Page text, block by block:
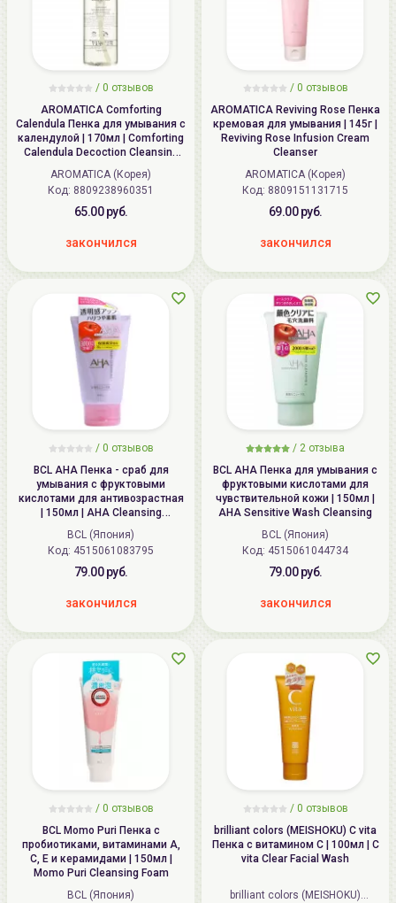
/ 0 отзывов
AROMATICA Comforting
Calendula Пенка для умывания с
календулой | 170мл | Comforting
Calendula Decoction Cleansing
Mousse
AROMATICA (Корея)
Код: 8809238960351
65.00 руб.
закончился
/ 0 отзывов
AROMATICA Reviving Rose Пенка
кремовая для умывания | 145г |
Reviving Rose Infusion Cream
Cleanser
AROMATICA (Корея)
Код: 8809151131715
69.00 руб.
закончился
/ 0 отзывов
BCL AHA Пенка - сраб для
умывания с фруктовыми
кислотами для антивозрастная
| 150мл | AHA Cleansing
Research R
BCL (Япония)
Код: 4515061083795
79.00 руб.
закончился
/ 2 отзыва
BCL AHA Пенка для умывания с
фруктовыми кислотами для
чувствительной кожи | 150мл |
AHA Sensitive Wash Cleansing
BCL (Япония)
Код: 4515061044734
79.00 руб.
закончился
/ 0 отзывов
BCL Momo Puri Пенка с
пробиотиками, витаминами А,
С, Е и керамидами | 150мл |
Momo Puri Cleansing Foam
BCL (Япония)
/ 0 отзывов
brilliant colors (MEISHOKU) C vita
Пенка с витамином С | 100мл | C
vita Clear Facial Wash
brilliant colors (MEISHOKU)